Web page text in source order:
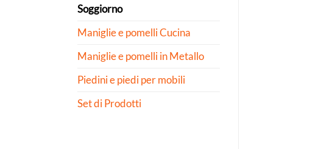
Soggiorno
Maniglie e pomelli Cucina
Maniglie e pomelli in Metallo
Piedini e piedi per mobili
Set di Prodotti